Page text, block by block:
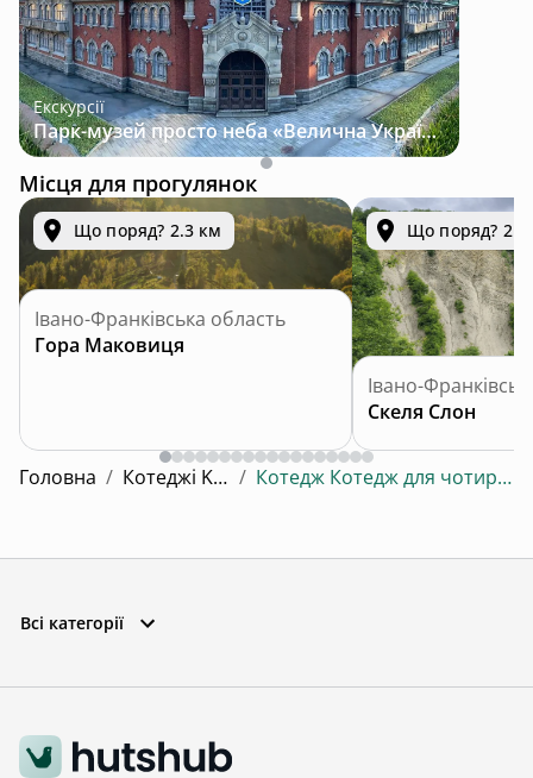
Екскурсії
Парк-музей просто неба «Велична Україна»
Місця для прогулянок
Що поряд? 2.3 км
Івано-Франківська область
Гора Маковиця
Що поряд? 2.4
Івано-
Скеля Слон
Головна / Котеджі Kresy / Котедж Котедж для чотирьох №1
Всі категорії